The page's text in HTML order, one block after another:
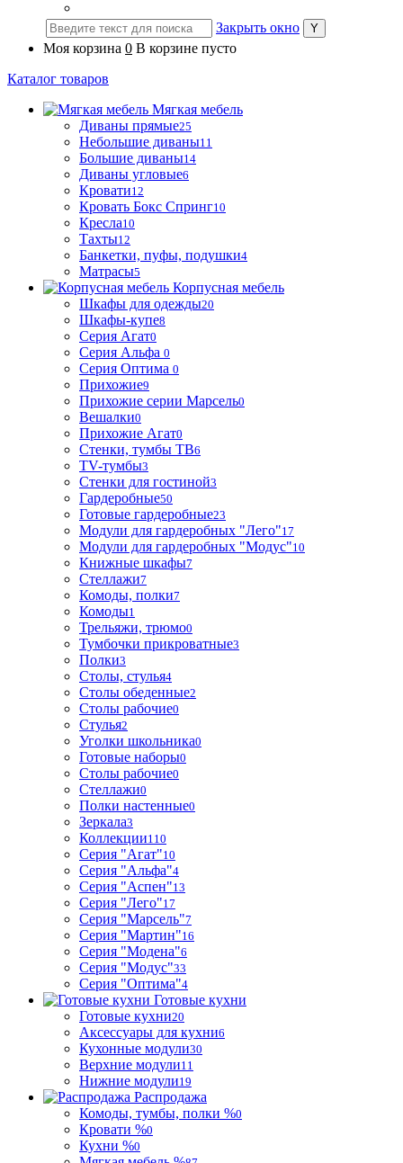
Закрыть окно
Моя корзина 0 В корзине пусто
Каталог товаров
Мягкая мебель
Диваны прямые25
Небольшие диваны11
Большие диваны14
Диваны угловые6
Кровати12
Кровать Бокс Спринг10
Кресла10
Тахты12
Банкетки, пуфы, подушки4
Матрасы5
Корпусная мебель
Шкафы для одежды20
Шкафы-купе8
Серия Агат0
Серия Альфа 0
Серия Оптима 0
Прихожие9
Прихожие серии Марсель0
Вешалки0
Прихожие Агат0
Стенки, тумбы ТВ6
TV-тумбы3
Стенки для гостиной3
Гардеробные50
Готовые гардеробные23
Модули для гардеробных "Лего"17
Модули для гардеробных "Модус"10
Книжные шкафы7
Стеллажи7
Комоды, полки7
Комоды1
Трельяжи, трюмо0
Тумбочки прикроватные3
Полки3
Столы, стулья4
Столы обеденные2
Столы рабочие0
Стулья2
Уголки школьника0
Готовые наборы0
Столы рабочие0
Стеллажи0
Полки настенные0
Зеркала3
Коллекции110
Серия "Агат"10
Серия "Альфа"4
Серия "Аспен"13
Серия "Лего"17
Серия "Марсель"7
Серия "Мартин"16
Серия "Модена"6
Серия "Модус"33
Серия "Оптима"4
Готовые кухни
Готовые кухни20
Аксессуары для кухни6
Кухонные модули30
Верхние модули11
Нижние модули19
Распродажа
Комоды, тумбы, полки %0
Кровати %0
Кухни %0